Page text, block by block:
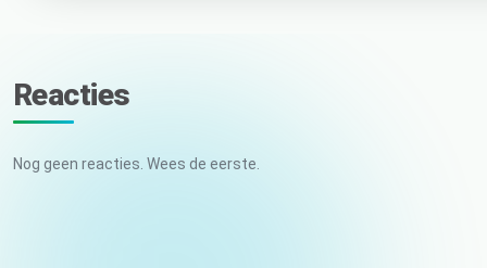
Reacties
Nog geen reacties. Wees de eerste.